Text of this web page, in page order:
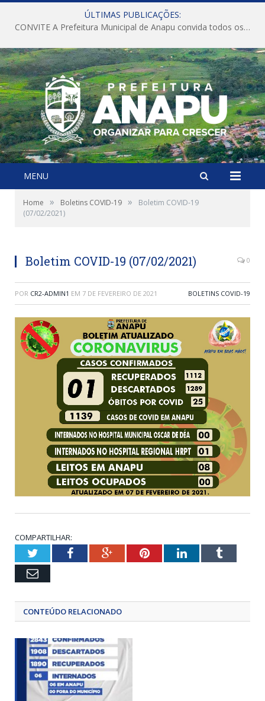
ÚLTIMAS PUBLICAÇÕES:
CONVITE A Prefeitura Municipal de Anapu convida todos os servidores públicos municipais para participarem da Audiência Pública de discussão da Lei de Diretrizes Orçamentárias (LDO), importante instrumento de planejamento das ações e investimentos da Administração Pública para o próximo exercício financeiro.
MENU
Home » Boletins COVID-19 »
Boletim COVID-19
(07/02/2021)
Boletim COVID-19 (07/02/2021) 0
POR CR2-ADMIN1 EM 7 DE FEVEREIRO DE 2021 BOLETINS COVID-19
COMPARTILHAR:
TwitterFacebookGoogle+PinterestLinkedInTumblr
Email
CONTEÚDO RELACIONADO